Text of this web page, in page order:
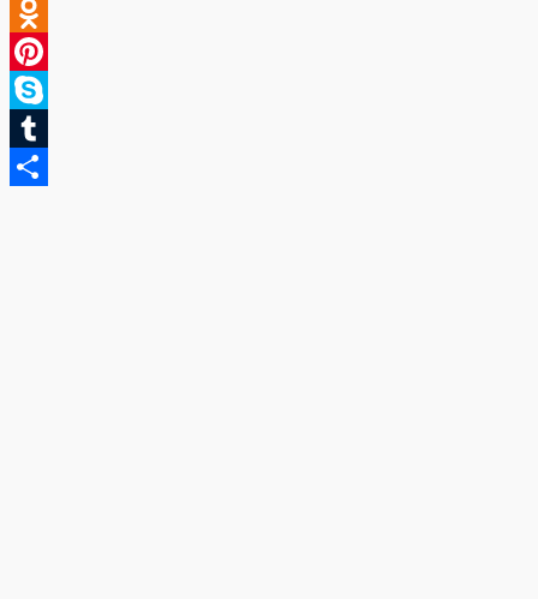
Email
Odnoklassniki
Pinterest
Skype
Tumblr